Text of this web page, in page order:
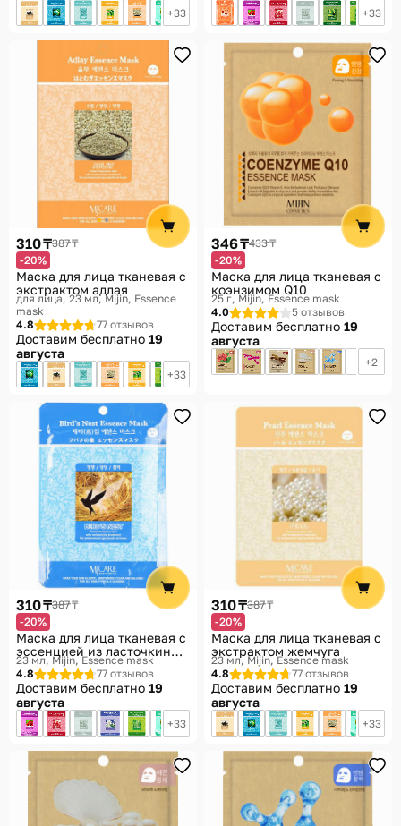
33 33
310 ₸387 ₸
-20%
Маска для лица тканевая с
экстрактом адлая
для лица, 23 мл Mijin, Essence
mask
4.8
77 отзывов
Доставим бесплатно 19
августа
33
346 ₸433 ₸
-20%
Маска для лица тканевая с
коэнзимом Q10
25 г Mijin, Essence mask
4.0
5 отзывов
Доставим бесплатно 19
августа
2
310 ₸387 ₸
-20%
Маска для лица тканевая с
эссенцией из ласточкиных
гнезд
23 мл Mijin, Essence mask
4.8
77 отзывов
Доставим бесплатно 19
августа
33
310 ₸387 ₸
-20%
Маска для лица тканевая с
экстрактом жемчуга
23 мл Mijin, Essence mask
4.8
77 отзывов
Доставим бесплатно 19
августа
33